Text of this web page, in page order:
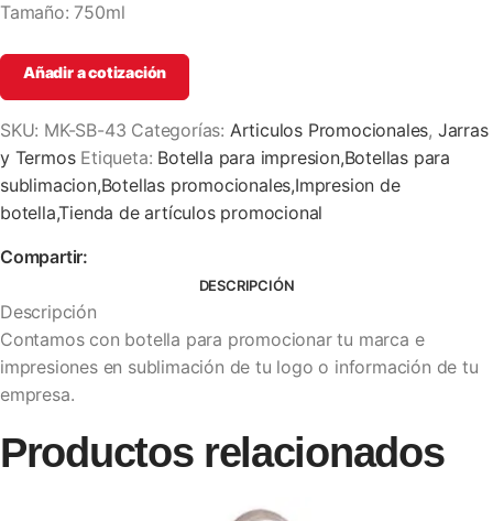
Tamaño: 750ml
Añadir a cotización
SKU: MK-SB-43 Categorías: Articulos Promocionales, Jarras
y Termos Etiqueta: Botella para impresion,Botellas para
sublimacion,Botellas promocionales,Impresion de
botella,Tienda de artículos promocional
Compartir:
DESCRIPCIÓN
Descripción
Contamos con botella para promocionar tu marca e
impresiones en sublimación de tu logo o información de tu
empresa.
Productos relacionados